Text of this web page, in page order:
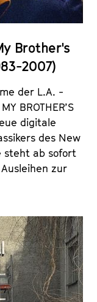
Brother's
2007)
der L.A.
BROTHER’S
digitale
des New
steht ab sofort
zur